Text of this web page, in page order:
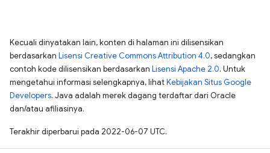
Kecuali dinyatakan lain, konten di halaman ini dilisensikan
berdasarkan Lisensi Creative Commons Attribution 4.0, sedangkan
contoh kode dilisensikan berdasarkan Lisensi Apache 2.0. Untuk
mengetahui informasi selengkapnya, lihatKebijakan Situs Google
Developers. Java adalah merek dagang terdaftar dari Oracle
dan/atau afiliasinya.
Terakhir diperbarui pada 2022-06-07 UTC.